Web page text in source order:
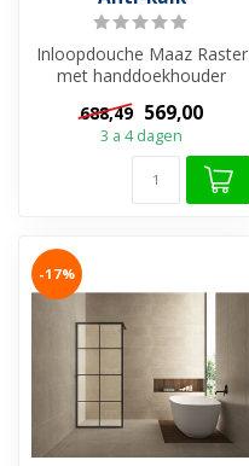
Inloopdouche Maaz Raster
met handdoekhouder
120x200cm Mat Zwart 10
mm veiligheid...
688,49 569,00
3 a 4 dagen
-17%